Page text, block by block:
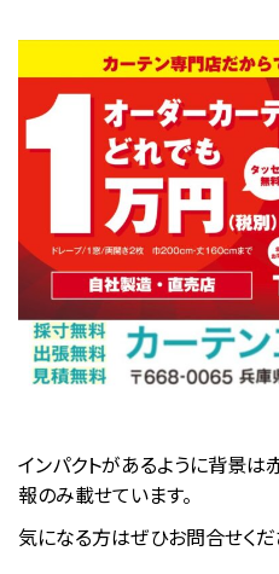
インパクトがあるように背景は
報のみ載せています。
気になる方はぜひお問合せくだ